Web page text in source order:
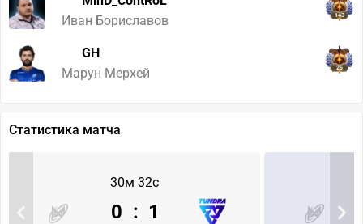
Иван Бориславов
143
GH
Марун Мерхей
25
Статистика матча
30м 32с
0 : 1